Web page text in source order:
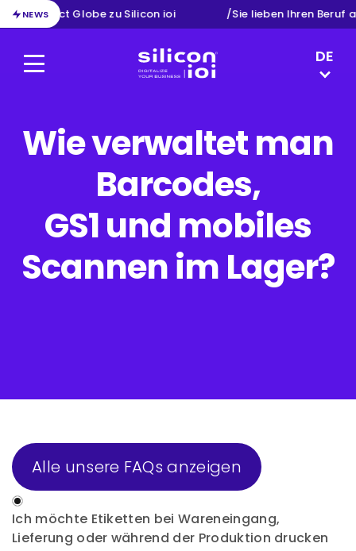
NEWS
von Exact Globe zu Silicon ioi /Sie lieben Ihren Beruf
Menu
DE
Wie verwaltet man
Barcodes,
GS1 und mobiles
Scannen im Lager?
Alle unsere FAQs anzeigen
Ich möchte Etiketten bei Wareneingang,
Lieferung oder während der Produktion drucken